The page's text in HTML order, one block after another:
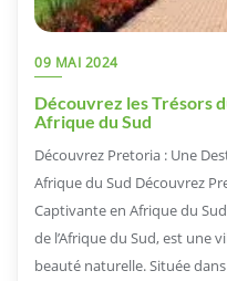
09 MAI 2024
Découvrez les Trésors
Afrique du Sud
Découvrez Pretoria : Une
Afrique du Sud Découvrez
Captivante en Afrique du
de l’Afrique du Sud, est une
beauté naturelle. Située